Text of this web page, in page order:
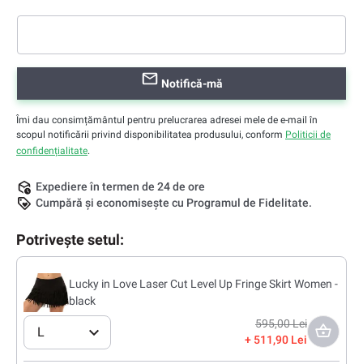
Notifică-mă
Îmi dau consimțământul pentru prelucrarea adresei mele de e-mail în
scopul notificării privind disponibilitatea produsului, conform Politicii de
confidențialitate.
Expediere în termen de 24 de ore
Cumpără și economisește cu Programul de Fidelitate.
Potrivește setul:
Lucky in Love Laser Cut Level Up Fringe Skirt Women -
black
L
595,00 Lei
511,90 Lei